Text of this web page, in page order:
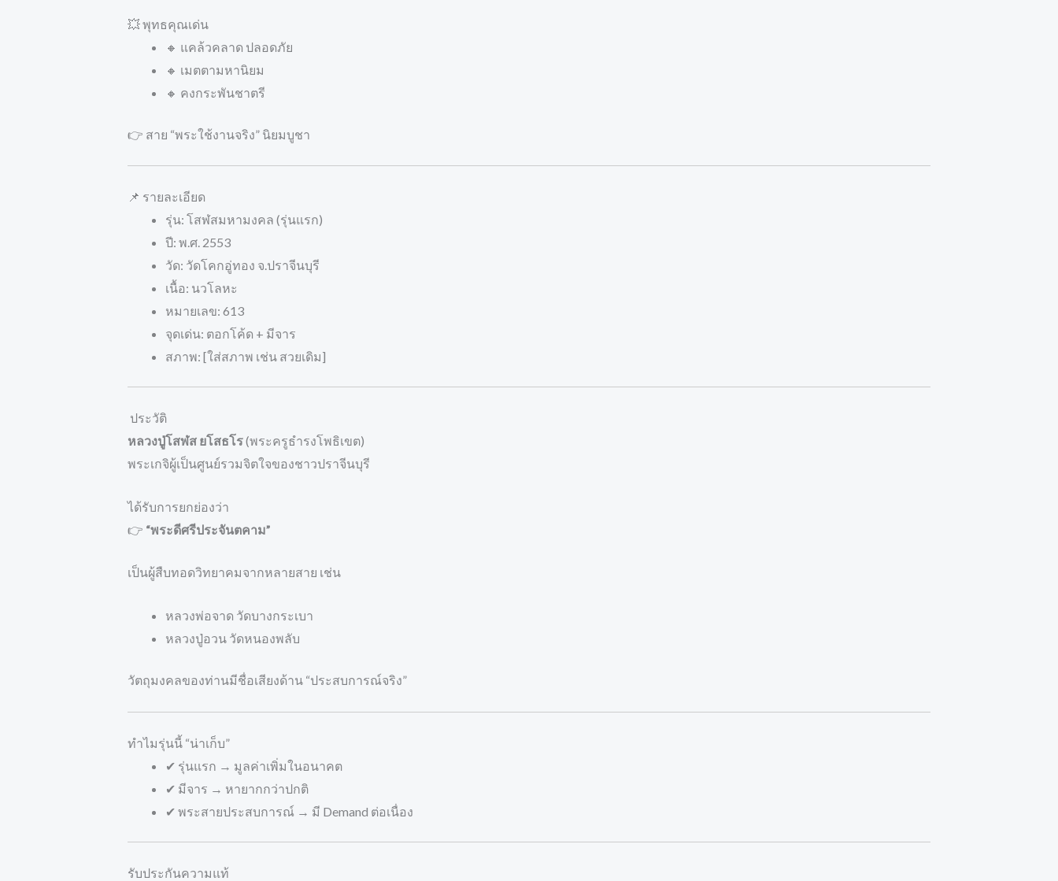
💥 พุทธคุณเด่น
🔸 แคล้วคลาด ปลอดภัย
🔸 เมตตามหานิยม
🔸 คงกระพันชาตรี
👉 สาย “พระใช้งานจริง” นิยมบูชา
📌 รายละเอียด
รุ่น: โสฬสมหามงคล (รุ่นแรก)
ปี: พ.ศ. 2553
วัด: วัดโคกอู่ทอง จ.ปราจีนบุรี
เนื้อ: นวโลหะ
หมายเลข: 613
จุดเด่น: ตอกโค้ด + มีจาร
สภาพ: [ใส่สภาพ เช่น สวยเดิม]
ประวัติ
หลวงปู่โสฬส ยโสธโร(พระครูธำรงโพธิเขต)
พระเกจิผู้เป็นศูนย์รวมจิตใจของชาวปราจีนบุรี
ได้รับการยกย่องว่า
👉 “พระดีศรีประจันตคาม”
เป็นผู้สืบทอดวิทยาคมจากหลายสาย เช่น
หลวงพ่อจาด วัดบางกระเบา
หลวงปู่อวน วัดหนองพลับ
วัตถุมงคลของท่านมีชื่อเสียงด้าน “ประสบการณ์จริง”
ทำไมรุ่นนี้ “น่าเก็บ”
✔ รุ่นแรก → มูลค่าเพิ่มในอนาคต
✔ มีจาร → หายากกว่าปกติ
✔ พระสายประสบการณ์ → มี Demand ต่อเนื่อง
รับประกันความแท้